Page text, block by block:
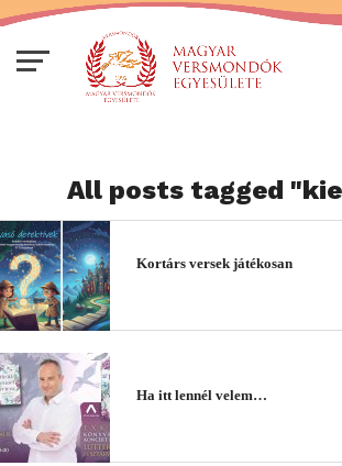
All posts tagged
Kortárs versek játékosan
Ha itt lennél velem…